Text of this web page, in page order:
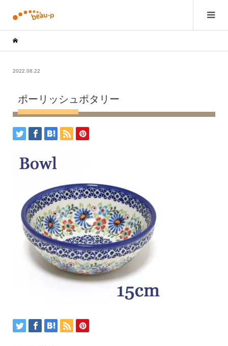
2022.08.22
ポーリッシュポタリー